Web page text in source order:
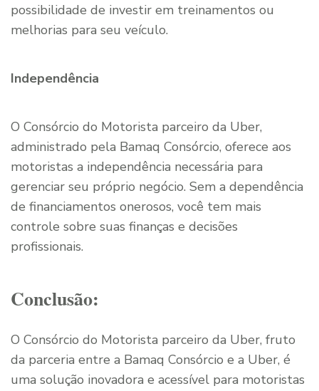
possibilidade de investir em treinamentos ou
melhorias para seu veículo.
Independência
O Consórcio do Motorista parceiro da Uber,
administrado pela Bamaq Consórcio, oferece aos
motoristas a independência necessária para
gerenciar seu próprio negócio. Sem a dependência
de financiamentos onerosos, você tem mais
controle sobre suas finanças e decisões
profissionais.
Conclusão:
O Consórcio do Motorista parceiro da Uber, fruto
da parceria entre a Bamaq Consórcio e a Uber, é
uma solução inovadora e acessível para motoristas